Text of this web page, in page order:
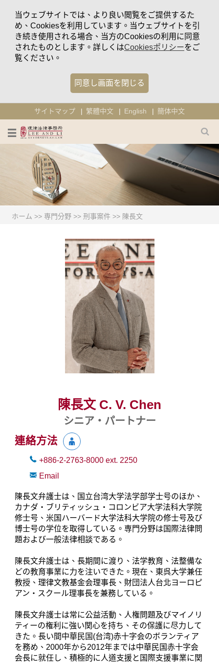
当ウェブサイトでは、より良い閲覧をご提供するた
め、Cookiesを利用しています。当ウェブサイトを引
き続き使用される場合、当方のCookiesの利用に同意
されたものとします。詳しくはCookiesポリシーをご
覧ください。
同意し画面を閉じる
サイトマップ 繁體中文 English 簡体中文
ホーム >> 専門分野 >> 刑事案件 >> 陳長文
陳長文 C. V. Chen
シニア・パートナー
連絡方法
+886-2-2763-8000 ext. 2250
Email
陳長文弁護士は、国立台湾大学法学部学士号のほか、
カナダ・ブリティッシュ・コロンビア大学法科大学院
修士号、米国ハーバード大学法科大学院の修士号及び
博士号の学位を取得している。専門分野は国際法律問
題および一般法律相談である。
陳長文弁護士は、長期間に渡り、法学教育、法整備な
どの教育事業に力を注いできた。現在、東呉大学兼任
教授、理律文教基金会理事長、財団法人台北ヨーロピ
アン・スクール理事長を兼務している。
陳長文弁護士は常に公益活動、人権問題及びマイノリ
ティーの権利に強い関心を持ち、その保護に尽力して
きた。長い間中華民国(台湾)赤十字会のボランティア
を務め、2000年から2012年までは中華民国赤十字会
会長に就任し、積極的に人道支援と国際支援事業に関